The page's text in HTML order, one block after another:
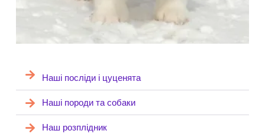
Наші посліди і цуценята
Наші породи та собаки
Наш розплідник